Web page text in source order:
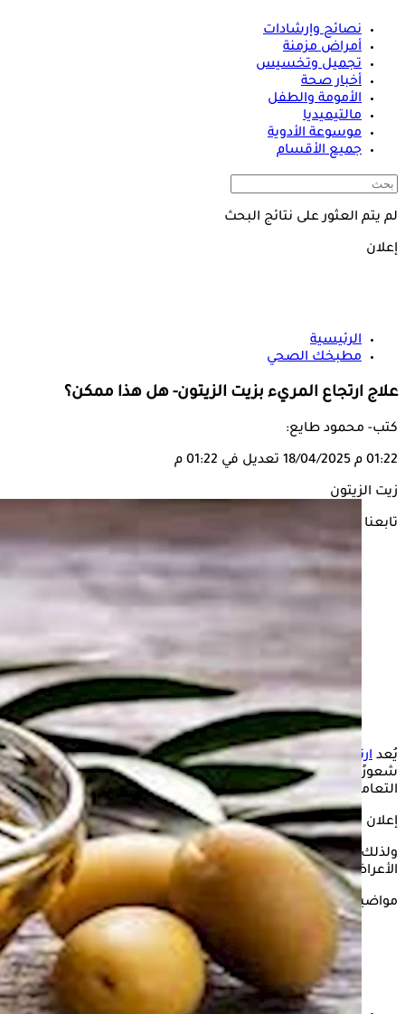
نصائح وإرشادات
أمراض مزمنة
تجميل وتخسيس
أخبار صحة
الأمومة والطفل
مالتيميديا
موسوعة الأدوية
جميع الأقسام
لم يتم العثور على نتائج البحث
إعلان
الرئيسية
مطبخك الصحي
علاج ارتجاع المريء بزيت الزيتون- هل هذا ممكن؟
كتب- محمود طايع:
01:22 م 18/04/2025 تعديل في 01:22 م
زيت الزيتون
تابعنا على
يُعد ارتجاع المريءمن أكثر الحالات الصحية شيوعًا، حيث يُسبب
شعورًا بعدم الراحة وقد يؤدي إلى مضاعفات صحية إذا لم يتم
التعامل معه بالشكل الصحيح.
إعلان
ولذلك، يبحث كثيرون عن حلول طبيعية تساعد في التخفيف من
الأعراض، فهل يمكن أن يكون
زيت الزيتونأحد هذه الحلول؟
مواضيع ذات صلة